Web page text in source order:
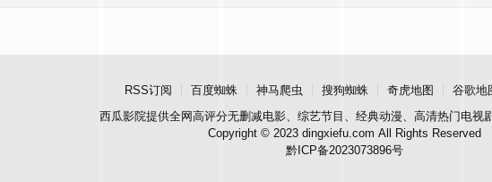
RSS订阅 百度蜘蛛 神马爬虫 搜狗蜘蛛 奇虎地图 谷歌地
西瓜影院提供全网高评分无删减电影、综艺节目、经典动漫、高清热门电视
Copyright © 2023 dingxiefu.com All Rights Reserved
黔ICP备2023073896号